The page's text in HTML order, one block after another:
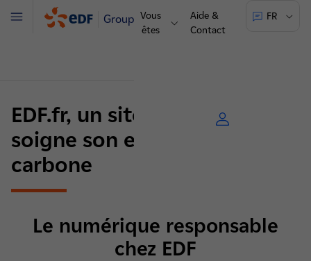
Groupe Vous
êtes
Aide &
Contact
FR
Menu
EDF.fr, un site web qui
soigne son empreinte
carbone
Le numérique responsable
chez EDF